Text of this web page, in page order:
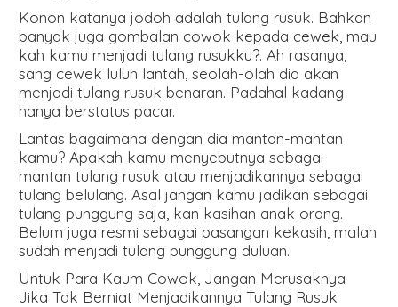
Konon katanya jodoh adalah tulang rusuk. Bahkan
banyak juga gombalan cowok kepada cewek, mau
kah kamu menjadi tulang rusukku?. Ah rasanya,
sang cewek luluh lantah, seolah-olah dia akan
menjadi tulang rusuk benaran. Padahal kadang
hanya berstatus pacar.
Lantas bagaimana dengan dia mantan-mantan
kamu? Apakah kamu menyebutnya sebagai
mantan tulang rusuk atau menjadikannya sebagai
tulang belulang. Asal jangan kamu jadikan sebagai
tulang punggung saja, kan kasihan anak orang.
Belum juga resmi sebagai pasangan kekasih, malah
sudah menjadi tulang punggung duluan.
Untuk Para Kaum Cowok, Jangan Merusaknya
Jika Tak Berniat Menjadikannya Tulang Rusuk